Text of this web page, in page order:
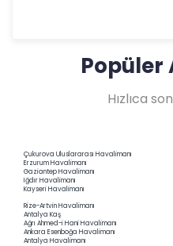
Hızlıca
Çukurova Uluslararası Havalimanı
Erzurum Havalimanı
Gaziantep Havalimanı
Iğdır Havalimanı
Kayseri Havalimanı
Rize-Artvin Havalimanı
Antalya Kaş
Ağrı Ahmed-i Hani Havalimanı
Ankara Esenboğa Havalimanı
Antalya Havalimanı